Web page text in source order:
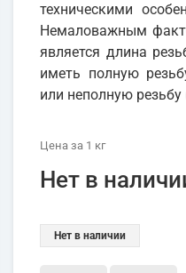
техническими
Немаловажным
является длина
иметь полную
или неполную резьбу
Цена за 1 кг
Нет в
Нет в наличии